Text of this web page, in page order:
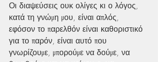
Οι διαψεύσεις ουκ ολίγες κι ο λόγος,
κατά τη γνώμη μου, είναι απλός,
εφόσον το παρελθόν είναι καθοριστικό
για το παρόν, είναι αυτό που
γνωρίζουμε, μπορούμε να δούμε, να